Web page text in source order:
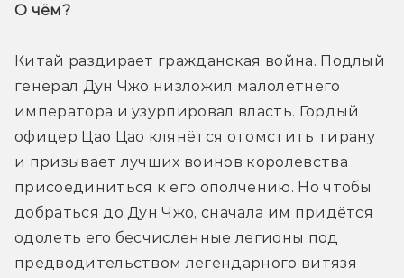
О чём?
Китай раздирает гражданская война. Подлый
генерал Дун Чжо низложил малолетнего
императора и узурпировал власть. Гордый
офицер Цао Цао клянётся отомстить тирану
и призывает лучших воинов королевства
присоединиться к его ополчению. Но чтобы
добраться до Дун Чжо, сначала им придётся
одолеть его бесчисленные легионы под
предводительством легендарного витязя